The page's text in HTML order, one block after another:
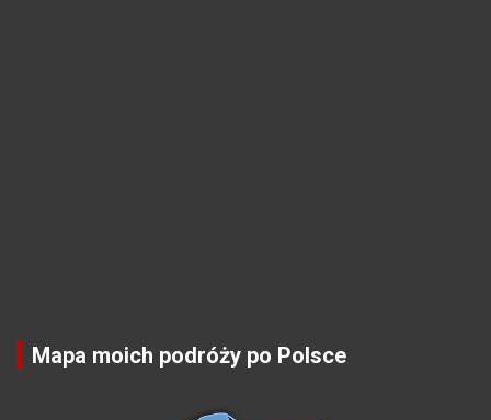
Mapa moich podróży po Polsce